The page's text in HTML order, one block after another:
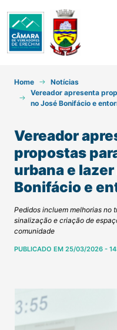
Home
Notícias
Vereador apresenta
no José Bonifácio e
Vereador
propostas
urbana e
Bonifácio e
Pedidos incluem melhorias no
sinalização e criação de
comunidade
PUBLICADO EM 25/03/2026 -